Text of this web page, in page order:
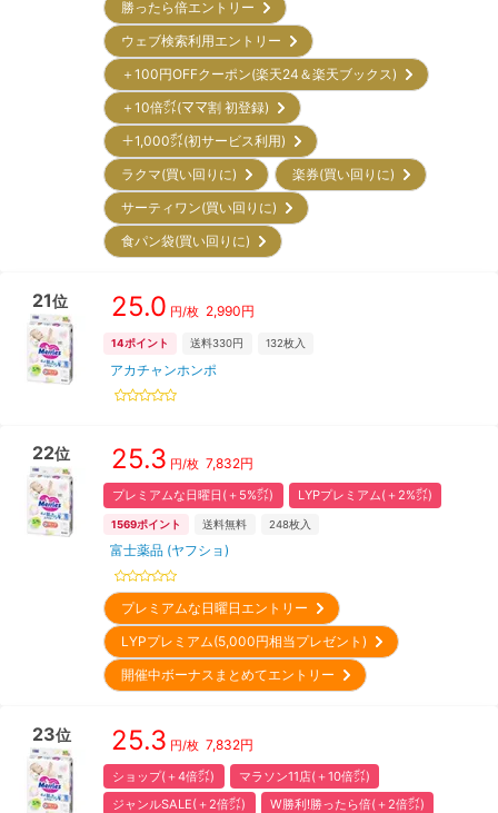
勝ったら倍エントリー
ウェブ検索利用エントリー
＋100円OFFクーポン(楽天24＆楽天ブックス)
＋10倍㌽(ママ割 初登録)
＋1,000㌽(初サービス利用)
ラクマ(買い回りに)
楽券(買い回りに)
サーティワン(買い回りに)
食パン袋(買い回りに)
21位 25.0 円/枚 2,990円
14ポイント 送料330円 132枚入
アカチャンホンポ
22位 25.3 円/枚 7,832円
プレミアムな日曜日(＋5%㌽) LYPプレミアム(＋2%㌽)
1569ポイント 送料無料 248枚入
富士薬品 (ヤフショ)
プレミアムな日曜日エントリー
LYPプレミアム(5,000円相当プレゼント)
開催中ボーナスまとめてエントリー
23位 25.3 円/枚 7,832円
ショップ(＋4倍㌽)
マラソン11店(＋10倍㌽)
ジャンルSALE(＋2倍㌽)
W勝利!勝ったら倍(＋2倍㌽)